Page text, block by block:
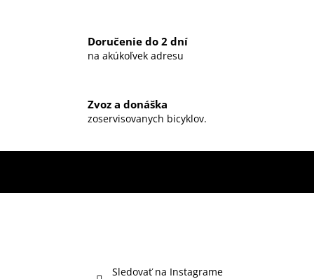
Doručenie do 2 dní
na akúkoľvek adresu
Zvoz a donáška
zoservisovanych bicyklov.
Sledovať na Instagrame